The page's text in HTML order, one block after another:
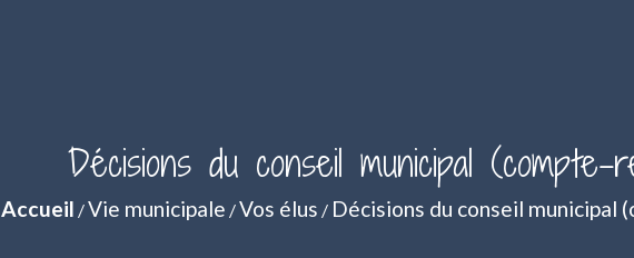
Décisions du conseil municipal (compte-
Accueil /Vie municipale /Vos élus / Décisions du conseil municipal